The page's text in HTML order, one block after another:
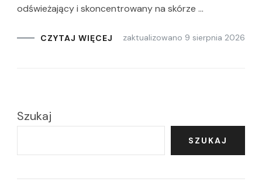
odświeżający i skoncentrowany na skórze …
CZYTAJ WIĘCEJ zaktualizowano 9 sierpnia 2026
Szukaj
SZUKAJ